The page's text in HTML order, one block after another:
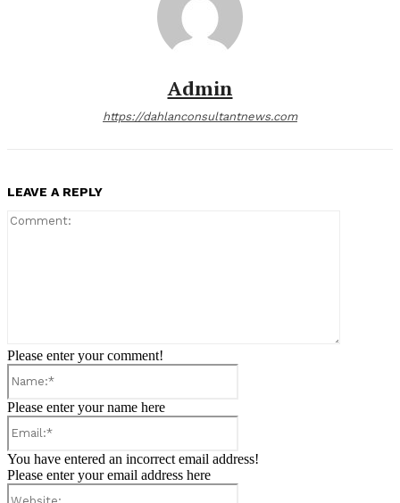
Admin
https://dahlanconsultantnews.com
LEAVE A REPLY
Please enter your comment!
Please enter your name here
You have entered an incorrect email address!
Please enter your email address here